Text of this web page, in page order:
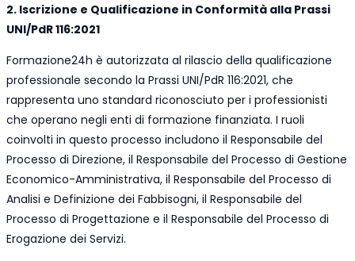
2. Iscrizione e Qualificazione in Conformità alla Prassi
UNI/PdR 116:2021
Formazione24h è autorizzata al rilascio della qualificazione
professionale secondo la Prassi UNI/PdR 116:2021, che
rappresenta uno standard riconosciuto per i professionisti
che operano negli enti di formazione finanziata. I ruoli
coinvolti in questo processo includono il Responsabile del
Processo di Direzione, il Responsabile del Processo di Gestione
Economico-Amministrativa, il Responsabile del Processo di
Analisi e Definizione dei Fabbisogni, il Responsabile del
Processo di Progettazione e il Responsabile del Processo di
Erogazione dei Servizi.